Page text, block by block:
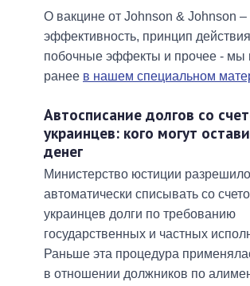
О вакцине от Johnson & Johnson –
эффективность, принцип
побочные эффекты и прочее - мы
ранее в нашем специальном
Автосписание долгов со
украинцев: кого могут
денег
Министерство юстиции
автоматически списывать со
украинцев долги по требованию
государственных и частных
Раньше эта процедура
в отношении должников по